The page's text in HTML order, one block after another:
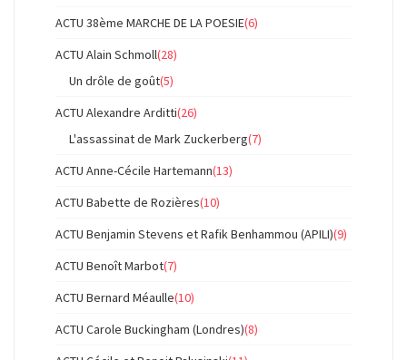
ACTU 38ème MARCHE DE LA POESIE(6)
ACTU Alain Schmoll(28)
Un drôle de goût(5)
ACTU Alexandre Arditti(26)
L'assassinat de Mark Zuckerberg(7)
ACTU Anne-Cécile Hartemann(13)
ACTU Babette de Rozières(10)
ACTU Benjamin Stevens et Rafik Benhammou (APILI)(9)
ACTU Benoît Marbot(7)
ACTU Bernard Méaulle(10)
ACTU Carole Buckingham (Londres)(8)